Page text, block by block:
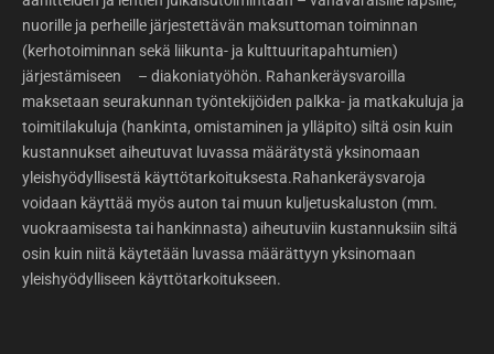
nuorille ja perheille järjestettävän maksuttoman toiminnan
(kerhotoiminnan sekä liikunta- ja kulttuuritapahtumien)
järjestämiseen – diakoniatyöhön. Rahankeräysvaroilla
maksetaan seurakunnan työntekijöiden palkka- ja matkakuluja ja
toimitilakuluja (hankinta, omistaminen ja ylläpito) siltä osin kuin
kustannukset aiheutuvat luvassa määrätystä yksinomaan
yleishyödyllisestä käyttötarkoituksesta.Rahankeräysvaroja
voidaan käyttää myös auton tai muun kuljetuskaluston (mm.
vuokraamisesta tai hankinnasta) aiheutuviin kustannuksiin siltä
osin kuin niitä käytetään luvassa määrättyyn yksinomaan
yleishyödylliseen käyttötarkoitukseen.